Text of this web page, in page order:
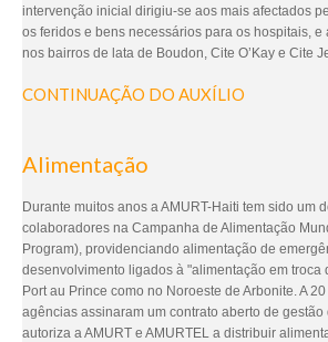
intervenção inicial dirigiu-se aos mais afectados
os feridos e bens necessários para os hospitais,
nos bairros de lata de Boudon, Cite O’Kay e Cite
CONTINUAÇÃO DO AUXÍLIO
Alimentação
Durante muitos anos a AMURT-Haiti tem sido um
colaboradores na Campanha de Alimentação
Program), providenciando alimentação de
desenvolvimento ligados à "alimentação em troca
Port au Prince como no Noroeste de Arbonite. A
agências assinaram um contrato aberto de
autoriza a AMURT e AMURTEL a distribuir